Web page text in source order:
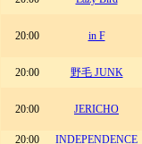
20:00 in F
20:00
野毛 JUNK
20:00 JERICHO
20:00
INDEPENDENCE